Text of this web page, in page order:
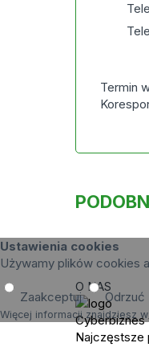
Termin
Ustawienia cookies
Używamy plików cookies
Zaakceptuj Odrzuć
Więcej informacji znajdziesz w
O NAS
Cyberbiznes
Najczęstsze